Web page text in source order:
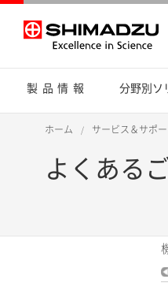
製品情報 分野別ソ
ホーム サービス＆サポー
よくある